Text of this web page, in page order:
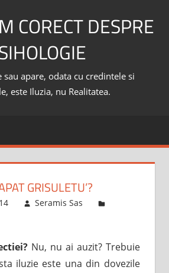
CORECT DESPRE
sau apare, odata cu credintele si
este Iluzia, nu Realitatea.
GRISULETU’?
Seramis Sas
Nu, nu ai auzit? Trebuie
iluzie este una din dovezile